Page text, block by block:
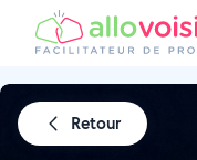
Retour